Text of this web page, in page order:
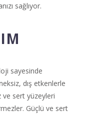
sağlıyor.
sayesinde
dış etkenlerle
ve sert yüzeyleri
Güçlü ve sert